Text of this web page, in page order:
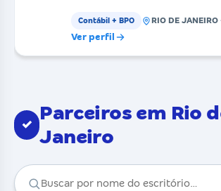
Contábil + BPO RIO DE JANEIRO
Ver perfil
✓
Parceiros em Rio
Janeiro